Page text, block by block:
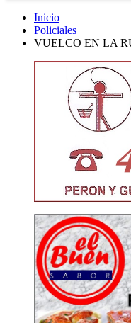
Inicio
Policiales
VUELCO EN LA